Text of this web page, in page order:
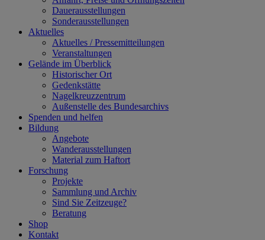
Dauerausstellungen
Sonderausstellungen
Aktuelles
Aktuelles / Pressemitteilungen
Veranstaltungen
Gelände im Überblick
Historischer Ort
Gedenkstätte
Nagelkreuzzentrum
Außenstelle des Bundesarchivs
Spenden und helfen
Bildung
Angebote
Wanderausstellungen
Material zum Haftort
Forschung
Projekte
Sammlung und Archiv
Sind Sie Zeitzeuge?
Beratung
Shop
Kontakt